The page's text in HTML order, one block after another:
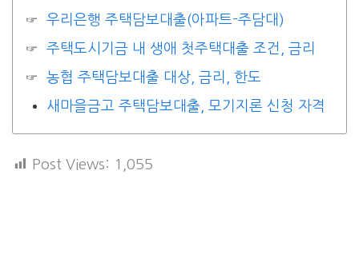
우리은행 주택담보대출(아파트-주담대)
주택도시기금 내 생애 첫주택대출 조건, 금리
농협 주택담보대출 대상, 금리, 한도
새마을금고 주택담보대출, 모기지론 신청 자격
Post Views: 1,055